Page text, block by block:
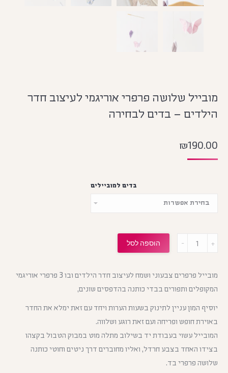
מובייל שלושה פרפרי אוריגמי לעיצוב חדר
הילדים – בדים לבחירה
₪190.00
מובייל פרפרים צבעוני ושמח לעיצוב חדר הילדים ובו 3 פרפרי אוריגמי
המקופלים ותפורים בבדי כותנה בהדפסים שונים,
יוסיף המון עניין לתינוק בשעות הערות ויחד עם זאת ימלא את החדר
באוירת חופש ופריחה ועם זאת רוגע ושלווה.
המובייל עשוי בעבודת יד בשילוב מתלה מוט במבוק הטבול בקצהו
בצידו האחד בצבע חרדל, ואליו מחוברים דרך ניטים וחוטי כותנה
שלושה פרפרי בד.
בדים למוביילים
הוספה לסל